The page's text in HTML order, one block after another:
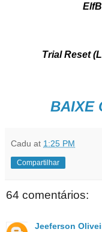
Trial Reset
BAIXE
Cadu at 1:25 PM
Compartilhar
64 comentários:
Jeeferson